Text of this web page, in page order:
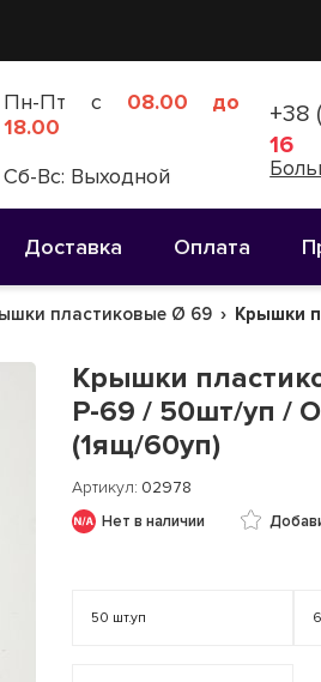
Пн-Пт с 08.00 до
18.00
Сб-Вс: Выходной
+38
16
Доставка Оплата
пластиковые Ø 69 Крышки
Крышки
Р-69 / 50шт/уп /
(1ящ/60уп)
Артикул 02978
Нет в наличии
50 шт.уп